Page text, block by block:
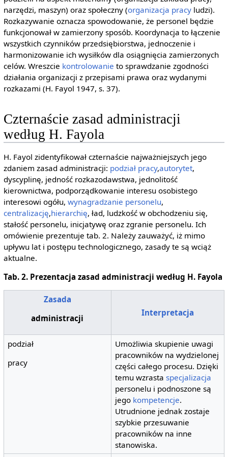
narzędzi, maszyn) oraz społeczny (organizacja pracyludzi).
Rozkazywanie oznacza spowodowanie, że personel będzie
funkcjonował w zamierzony sposób. Koordynacja to łączenie
wszystkich czynników przedsiębiorstwa, jednoczenie i
harmonizowanie ich wysiłków dla osiągnięcia zamierzonych
celów. Wreszcie kontrolowanie to sprawdzanie zgodności
działania organizacji z przepisami prawa oraz wydanymi
rozkazami (H. Fayol 1947, s. 37).
Czternaście zasad administracji
według H. Fayola
H. Fayol zidentyfikował czternaście najważniejszych jego
zdaniem zasad administracji: podział pracy,autorytet,
dyscyplinę, jedność rozkazodawstwa, jednolitość
kierownictwa, podporządkowanie interesu osobistego
interesowi ogółu, wynagradzanie personelu,
centralizację,hierarchię, ład, ludzkość w obchodzeniu się,
stałość personelu, inicjatywę oraz zgranie personelu. Ich
omówienie prezentuje tab. 2. Należy zauważyć, iż mimo
upływu lat i postępu technologicznego, zasady te są wciąż
aktualne.
Tab. 2. Prezentacja zasad administracji według H. Fayola
Zasada
administracji
Interpretacja
podział
pracy
Umożliwia skupienie uwagi
pracowników na wydzielonej
części całego procesu. Dzięki
temu wzrastaspecjalizacja
personelu i podnoszone są
jego kompetencje.
Utrudnione jednak zostaje
szybkie przesuwanie
pracowników na inne
stanowiska.